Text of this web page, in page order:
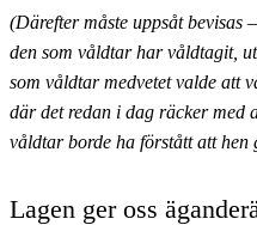
(Därefter måste uppsåt bevisas
den som våldtar har våldtagit,
som våldtar medvetet valde att
där det redan i dag räcker med
våldtar borde ha förstått att hen
Lagen ger oss